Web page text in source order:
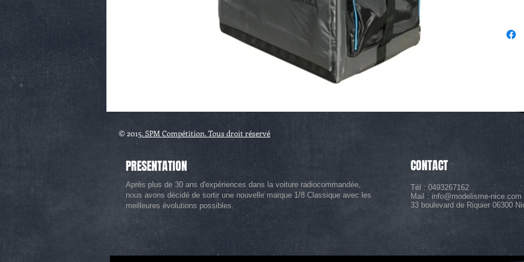
© 2015. SPM Compétition. Tous droit réservé
PRESENTATION
Après plus de 30 ans d'expériences dans la voiture radiocommandée,
nous avons décidé de sortir une nouvelle marque 1/8 Classique avec les
meilleures évolutions possibles.
CONTACT
Tél : 0493267162
Mail : info@modelisme-nice.com
33 boulevard de Riquier 06300